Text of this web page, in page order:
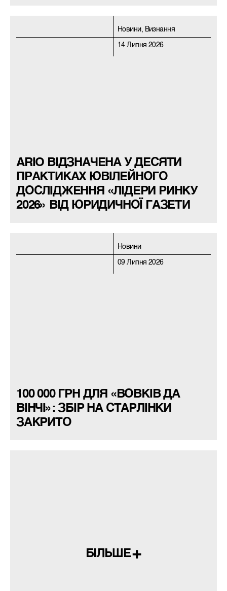
Новини, Визнання
14 Липня 2026
ARIO ВІДЗНАЧЕНА У ДЕСЯТИ
ПРАКТИКАХ ЮВІЛЕЙНОГО
ДОСЛІДЖЕННЯ «ЛІДЕРИ РИНКУ
2026» ВІД ЮРИДИЧНОЇ ГАЗЕТИ
Новини
09 Липня 2026
100 000 ГРН ДЛЯ «ВОВКІВ ДА
ВІНЧІ»: ЗБІР НА СТАРЛІНКИ
ЗАКРИТО
БІЛЬШЕ